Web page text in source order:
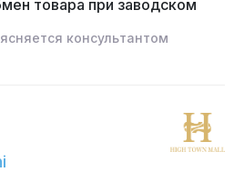
товара при заводском
консультантом